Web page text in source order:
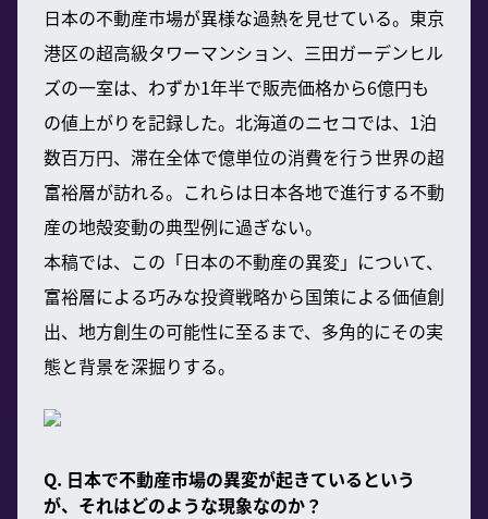
日本の不動産市場が異様な過熱を見せている。東京
港区の超高級タワーマンション、三田ガーデンヒル
ズの一室は、わずか1年半で販売価格から6億円も
の値上がりを記録した。北海道のニセコでは、1泊
数百万円、滞在全体で億単位の消費を行う世界の超
富裕層が訪れる。これらは日本各地で進行する不動
産の地殻変動の典型例に過ぎない。
本稿では、この「日本の不動産の異変」について、
富裕層による巧みな投資戦略から国策による価値創
出、地方創生の可能性に至るまで、多角的にその実
態と背景を深掘りする。
Q. 日本で不動産市場の異変が起きているという
が、それはどのような現象なのか？